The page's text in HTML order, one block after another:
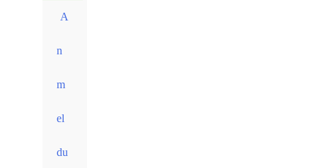
A
n
m
el
du